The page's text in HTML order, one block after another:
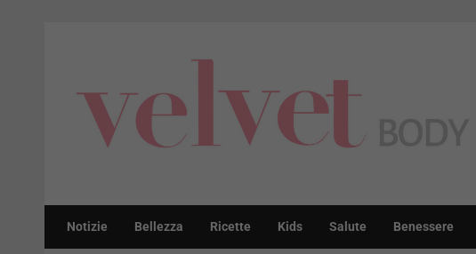
Notizie Bellezza Ricette Kids Salute Benessere